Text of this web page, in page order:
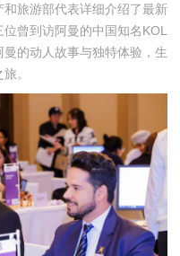
旅游部代表详细介绍了最新
曾到访阿曼的中国知名KOL
的动人故事与独特体验，生
。